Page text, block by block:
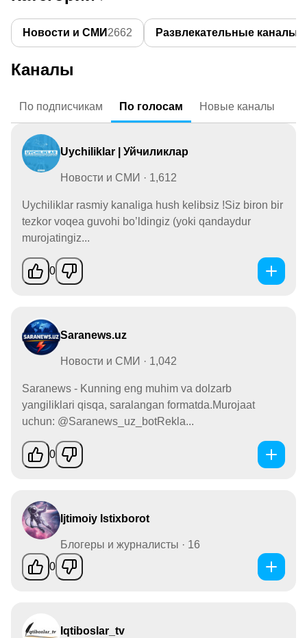
Новости и СМИ 2662 Развлекательные каналы
Каналы
По подписчикам По голосам Новые каналы
Uychiliklar | Уйчиликлар
Новости и СМИ · 1,612
Uychiliklar rasmiy kanaliga hush kelibsiz !Siz biron bir
tezkor voqea guvohi bo’ldingiz (yoki qandaydur
murojatingiz...
0
Saranews.uz
Новости и СМИ · 1,042
Saranews - Kunning eng muhim va dolzarb
yangiliklari qisqa, saralangan formatda.Murojaat
uchun: @Saranews_uz_botRekla...
0
Ijtimoiy Istixborot
Блогеры и журналисты · 16
0
Iqtiboslar_tv